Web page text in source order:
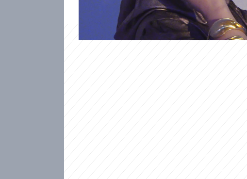
strávil hodinu. Píše o tom web Blesk.